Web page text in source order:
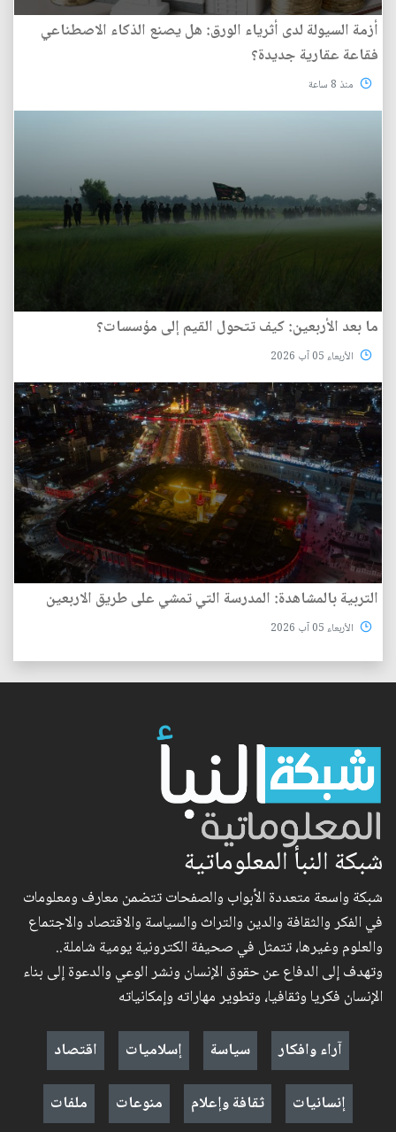
أزمة السيولة لدى أثرياء الورق: هل يصنع الذكاء الاصطناعي
فقاعة عقارية جديدة؟
منذ 8 ساعة
ما بعد الأربعين: كيف تتحول القيم إلى مؤسسات؟
الأربعاء 05 آب 2026
التربية بالمشاهدة: المدرسة التي تمشي على طريق الاربعين
الأربعاء 05 آب 2026
شبكة النبأ المعلوماتية
شبكة واسعة متعددة الأبواب والصفحات تتضمن معارف ومعلومات
في الفكر والثقافة والدين والتراث والسياسة والاقتصاد والاجتماع
والعلوم وغيرها، تتمثل في صحيفة الكترونية يومية شاملة..
وتهدف إلى الدفاع عن حقوق الإنسان ونشر الوعي والدعوة إلى بناء
الإنسان فكريا وثقافيا، وتطوير مهاراته وإمكانياته
آراء وافكار
سياسة إسلاميات
اقتصاد
إنسانيات
ثقافة وإعلام منوعات ملفات